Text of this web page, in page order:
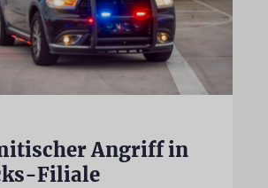
Angriff in
Filiale